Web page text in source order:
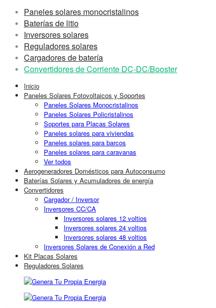
Paneles solares monocristalinos
Baterías de litio
Inversores solares
Reguladores solares
Cargadores de batería
Convertidores de Corriente DC-DC/Booster
Inicio
Paneles Solares Fotovoltaicos y Soportes
Paneles Solares Monocristalinos
Paneles Solares Policristalinos
Soportes para Placas Solares
Paneles solares para viviendas
Paneles solares para barcos
Paneles solares para caravanas
Ver todos
Aerogeneradores Domésticos para Autoconsumo
Baterías Solares y Acumuladores de energía
Convertidores
Cargador / Inversor
Inversores CC/CA
Inversores solares 12 voltios
Inversores solares 24 voltios
Inversores solares 48 voltios
Inversores Solares de Conexión a Red
Kit Placas Solares
Reguladores Solares